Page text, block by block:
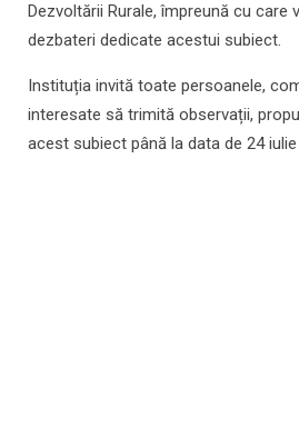
Dezvoltării Rurale, împreună cu care
dezbateri dedicate acestui subiect.
Instituția invită toate persoanele,
interesate să trimită observații,
acest subiect până la data de 24 iulie